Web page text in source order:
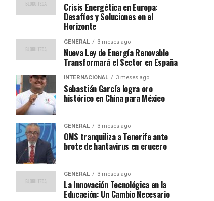
Crisis Energética en Europa:
Desafíos y Soluciones en el
Horizonte
GENERAL 3 meses ago
Nueva Ley de Energía Renovable
Transformará el Sector en España
INTERNACIONAL 3 meses ago
Sebastián García logra oro
histórico en China para México
GENERAL 3 meses ago
OMS tranquiliza a Tenerife ante
brote de hantavirus en crucero
GENERAL 3 meses ago
La Innovación Tecnológica en la
Educación: Un Cambio Necesario